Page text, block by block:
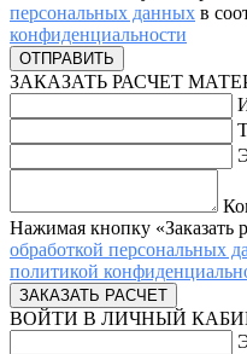
персональных данных в
конфиденциальности
ЗАКАЗАТЬ РАСЧЕТ
Нажимая кнопку «Заказать
обработкой персональных
политикой
ВОЙТИ В ЛИЧНЫЙ